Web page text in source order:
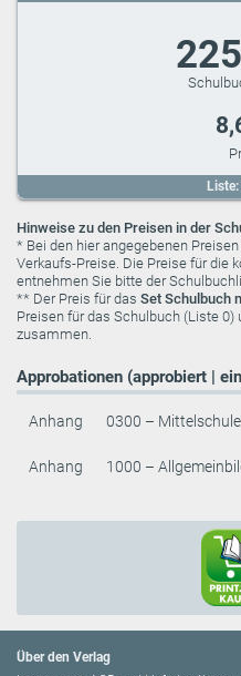
Hinweise zu den Preisen in der
* Bei den hier angegebenen
Verkaufs-Preise. Die Preise für die
entnehmen Sie bitte der
** Der Preis für das Set Schulbuch
Preisen für das Schulbuch (Liste 0)
zusammen.
Approbationen (approbiert |
Anhang 0300 – Mittelschule
Anhang 1000 –
Über den Verlag